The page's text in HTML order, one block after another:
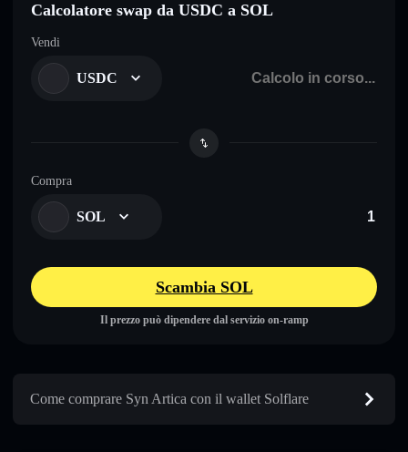
Calcolatore swap da USDC a SOL
Vendi
USDC
Compra
SOL
Scambia SOL
Il prezzo può dipendere dal servizio on-ramp
Come comprare Syn Artica con il wallet Solflare